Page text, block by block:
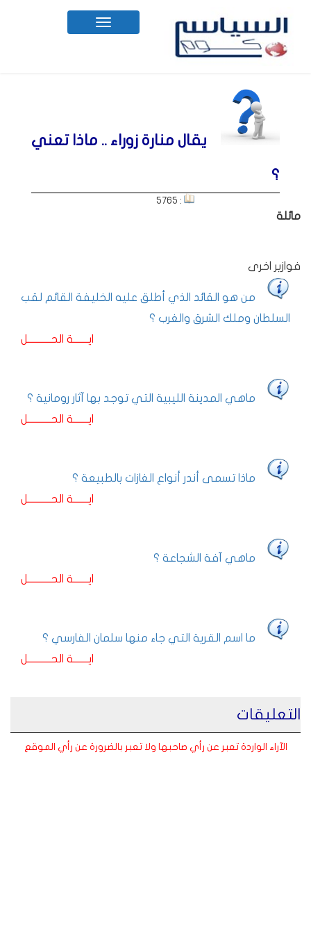
Toggle
navigation
يقال منارة زوراء .. ماذا تعني
؟
: 5765
مائلة
فوازير اخرى
من هو القائد الذي أطلق عليه الخليفة القائم لقب
السلطان وملك الشرق والغرب ؟
ايـــــــة الحـــــــــــل
ماهي المدينة الليبية التي توجد بها آثار رومانية ؟
ايـــــــة الحـــــــــــل
ماذا تسمى أندر أنواع الغازات بالطبيعة ؟
ايـــــــة الحـــــــــــل
ماهي آفة الشجاعة ؟
ايـــــــة الحـــــــــــل
ما اسم القرية التي جاء منها سلمان الفارسي ؟
ايـــــــة الحـــــــــــل
التعليقات
الآراء الواردة تعبر عن رأي صاحبها ولا تعبر بالضرورة عن رأي الموقع